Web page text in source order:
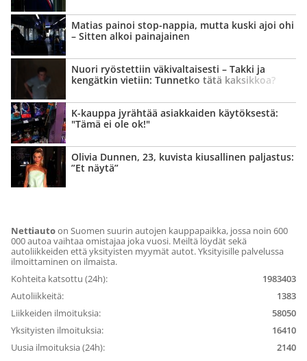
Matias painoi stop-nappia, mutta kuski ajoi ohi
– Sitten alkoi painajainen
Nuori ryöstettiin väki­valtaisesti – Takki ja
kengätkin vietiin: Tunnetko tätä kaksikkoa?
K-kauppa jyrähtää asiakkaiden käytöksestä:
"Tämä ei ole ok!"
Olivia Dunnen, 23, kuvista kiusallinen paljastus:
”Et näytä”
Nettiautoon Suomen suurin autojen kauppapaikka, jossa noin 600
000 autoa vaihtaa omistajaa joka vuosi. Meiltä löydät sekä
autoliikkeiden että yksityisten myymät autot. Yksityisille palvelussa
ilmoittaminen on ilmaista.
Kohteita katsottu (24h):
1983403
Autoliikkeitä:
1383
Liikkeiden ilmoituksia:
58050
Yksityisten ilmoituksia:
16410
Uusia ilmoituksia (24h):
2140